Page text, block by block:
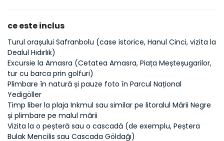
ce este inclus
Turul orașului Safranbolu (case istorice, Hanul Cinci, vizita la
Dealul Hıdırlık)
Excursie la Amasra (Cetatea Amasra, Piața Meșteșugarilor,
tur cu barca prin golfuri)
Plimbare în natură și pauze foto în Parcul Național
Yedigöller
Timp liber la plaja Inkmul sau similar pe litoralul Mării Negre
și plimbare pe malul mării
Vizita la o peșteră sau o cascadă (de exemplu, Peștera
Bulak Mencilis sau Cascada Göldağı)